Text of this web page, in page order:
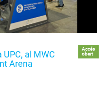
al MWC
Arena
Accés
obert